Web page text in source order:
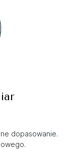
dopasowanie.